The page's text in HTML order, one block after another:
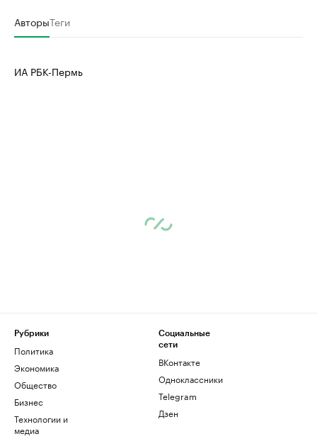
АвторыТеги
ИА РБК-Пермь
Рубрики
Политика
Экономика
Общество
Бизнес
Технологии и
медиа
Социальные
сети
ВКонтакте
Одноклассники
Telegram
Дзен